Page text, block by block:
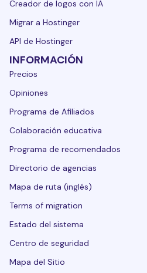
Creador de logos con IA
Migrar a Hostinger
API de Hostinger
INFORMACIÓN
Precios
Opiniones
Programa de Afiliados
Colaboración educativa
Programa de recomendados
Directorio de agencias
Mapa de ruta (inglés)
Terms of migration
Estado del sistema
Centro de seguridad
Mapa del Sitio